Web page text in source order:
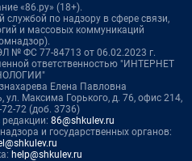
«86.ру» (18+).
службой по надзору в сфере связи,
и массовых коммуникаций
№ ФС 77-84713 от 06.02.2023 г.
ответственностью "ИНТЕРНЕТ
Елена Павловна
ул. Максима Горького, д. 76, офис 214,
72 (доб. 3736)
86@shkulev.ru
и государственных органов:
help@shkulev.ru